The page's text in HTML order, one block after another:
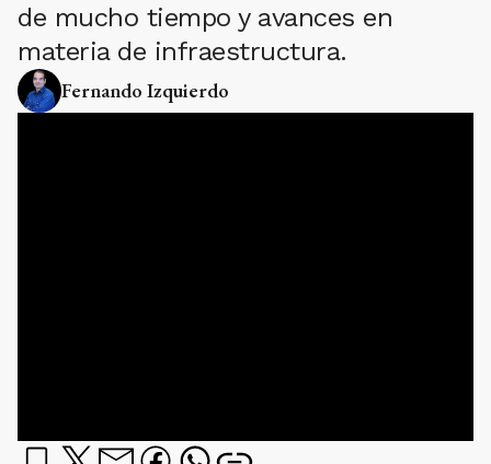
de mucho tiempo y avances en
materia de infraestructura.
Fernando Izquierdo